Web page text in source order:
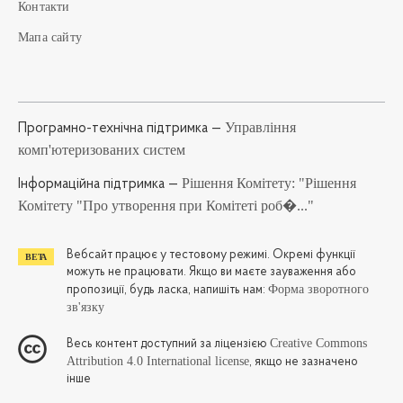
Контакти
Мапа сайту
Програмно-технічна підтримка — Управління
комп'ютеризованих систем
Iнформаційна підтримка — Рішення Комітету: "Рішення
Комітету "Про утворення при Комітеті роб�..."
Вебсайт працює у тестовому режимі. Окремі функції
можуть не працювати. Якщо ви маєте зауваження або
пропозиції, будь ласка, напишіть нам:Форма зворотного
зв'язку
Весь контент доступний за ліцензієюCreative Commons
Attribution 4.0 International license, якщо не зазначено
інше